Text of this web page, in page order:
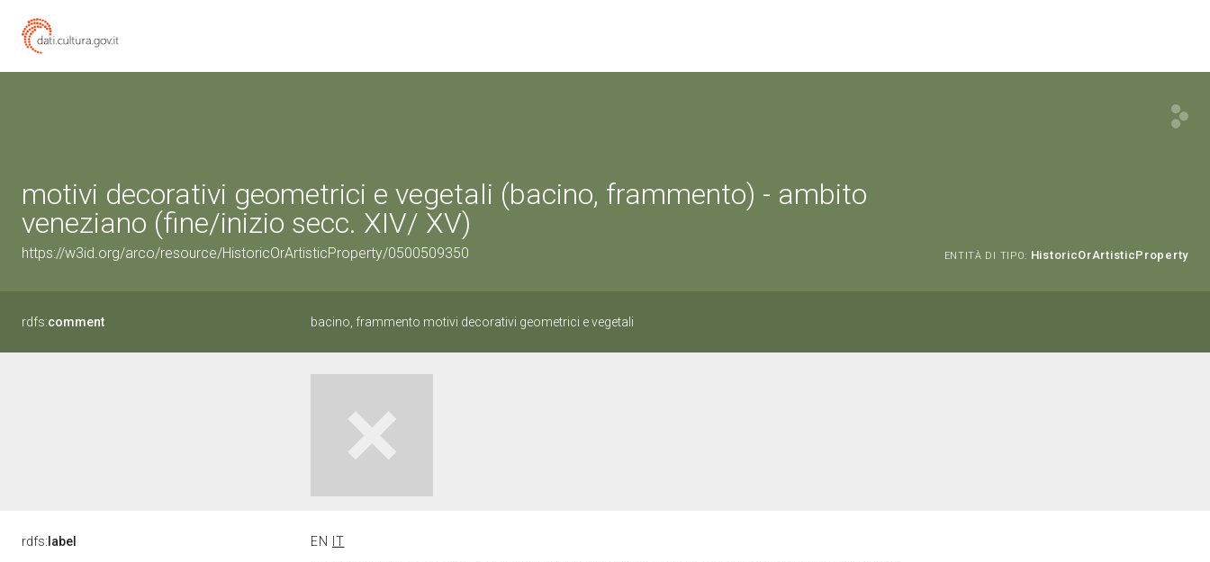
motivi decorativi geometrici e vegetali (bacino, frammento) - ambito
veneziano (fine/inizio secc. XIV/ XV)
https://w3id.org/arco/resource/HistoricOrArtisticProperty/0500509350 ENTITÀ DI TIPO: HistoricOrArtisticProperty
rdfs:comment bacino, frammento motivi decorativi geometrici e vegetali
rdfs: label EN
IT